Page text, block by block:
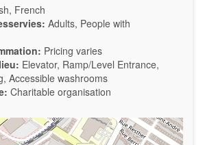
French
Adults, People with
Pricing varies
Elevator, Ramp/Level Entrance,
Accessible washrooms
Charitable organisation